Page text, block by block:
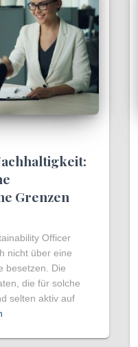
Grenzen
Officer
nicht über eine
besetzen. Die
die für solche
selten aktiv auf